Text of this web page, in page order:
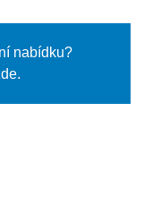
nabídku?